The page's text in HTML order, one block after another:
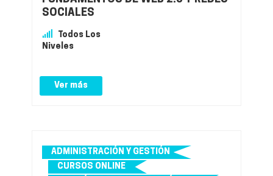
SOCIALES
Todos Los
Niveles
Ver más
ADMINISTRACIÓN Y GESTIÓN
CURSOS ONLINE